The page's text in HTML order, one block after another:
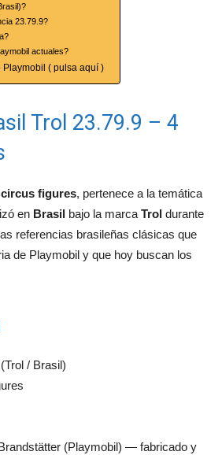
23.79.9?
actuales?
Playmobil ( pulsa aquí )
Trol 23.79.9 – 4
figures, pertenece a la temática
en Brasil bajo la marca Trol durante
referencias brasileñas clásicas que
de Playmobil y que hoy buscan los
/ Brasil)
(Playmobil) — fabricado y